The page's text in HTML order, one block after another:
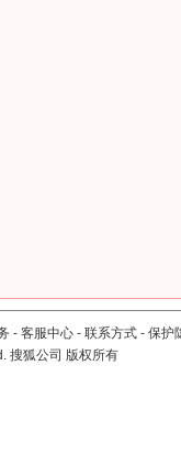
- 客服中心 - 联系方式 - 保护
搜狐公司 版权所有